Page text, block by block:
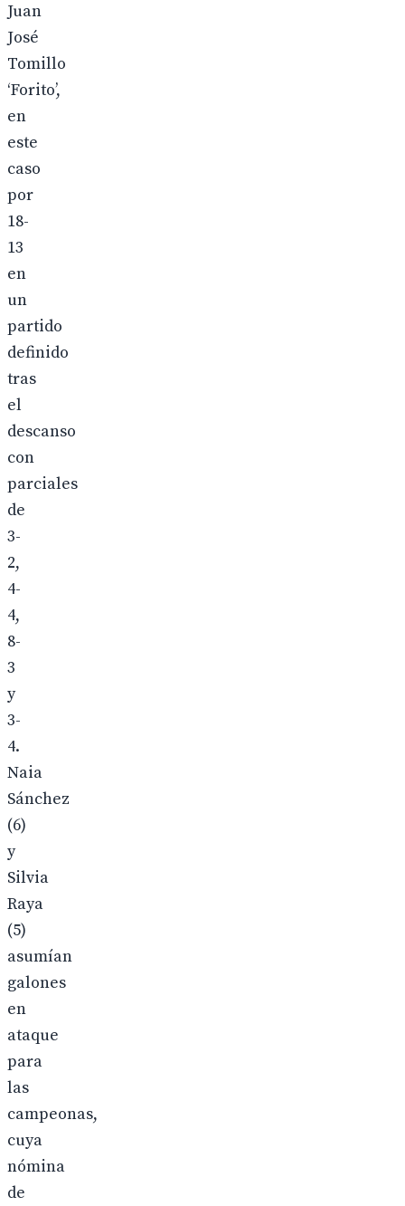
Juan
José
Tomillo
‘Forito’,
en
este
caso
por
18-
13
en
un
partido
definido
tras
el
descanso
con
parciales
de
3-
2,
4-
4,
8-
3
y
3-
4.
Naia
Sánchez
(6)
y
Silvia
Raya
(5)
asumían
galones
en
ataque
para
las
campeonas,
cuya
nómina
de